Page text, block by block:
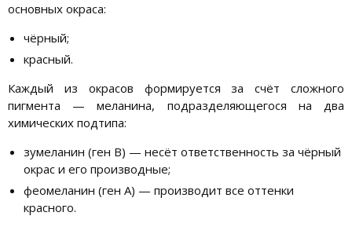
основных окраса:
чёрный;
красный.
Каждый из окрасов формируется за счёт сложного
пигмента — меланина, подразделяющегося на два
химических подтипа:
зумеланин (ген B) — несёт ответственность за чёрный
окрас и его производные;
феомеланин (ген A) — производит все оттенки
красного.